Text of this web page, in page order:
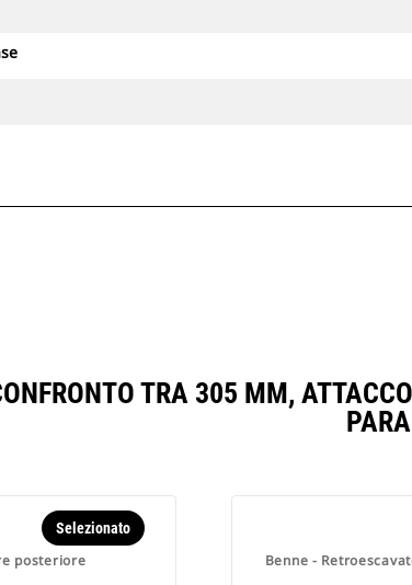
TRA 305 MM,
posteriore
Selezionato
Benne -